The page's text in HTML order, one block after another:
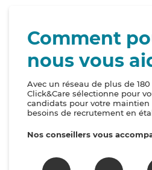
Comment
nous vous
Avec un réseau de plus de
Click&Care sélectionne pour
candidats pour votre maintien
besoins de recrutement en
Nos conseillers vous